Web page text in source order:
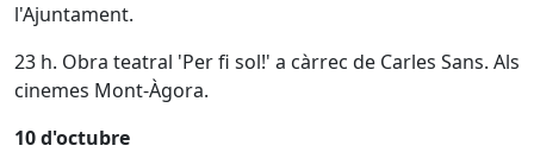
l'Ajuntament.
23 h. Obra teatral 'Per fi sol!' a càrrec de Carles Sans. Als
cinemes Mont-Àgora.
10 d'octubre